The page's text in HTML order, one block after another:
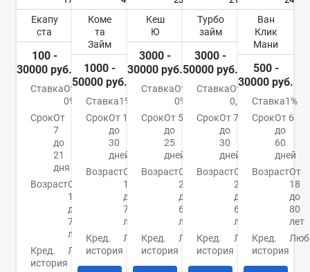
Екапу
ста
100 -
30000 руб.
СтавкаОт
0%
СрокОт
7
до
21
дня
ВозрастОт
18
до
70
лет
Кред.
история
Любая
Коме
та
Займ
1000 -
50000 руб.
Ставка1%
СрокОт 1
до
30
дней
ВозрастОт
18
до
70
лет
Кред.
история
Любая
Кеш
Ю
3000 -
30000 руб.
СтавкаОт
0%
СрокОт 5
до
25
дней
ВозрастОт
21
до
65
лет
Кред.
история
Любая
Турбо
займ
3000 -
50000 руб.
СтавкаОт
0,5%
СрокОт 7
до
30
дней
ВозрастОт
21
до
65
лет
Кред.
история
Любая
Ван
Клик
Мани
500 -
30000 руб.
Ставка1%
СрокОт 6
до
60
дней
ВозрастОт
18
до
80
лет
Кред.
история